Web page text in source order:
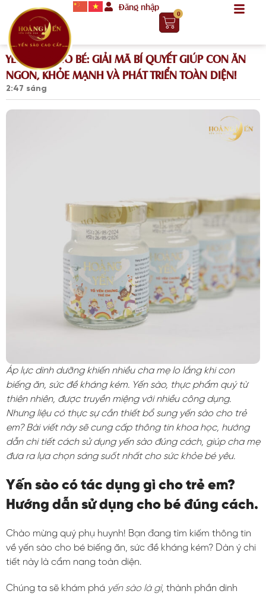
Đăng nhập
0
YẾN SÀO CHO BÉ: GIẢI MÃ BÍ QUYẾT GIÚP CON ĂN
NGON, KHỎE MẠNH VÀ PHÁT TRIỂN TOÀN DIỆN!
2:47 sáng
Áp lực dinh dưỡng khiến nhiều cha mẹ lo lắng khi con
biếng ăn, sức đề kháng kém. Yến sào, thực phẩm quý từ
thiên nhiên, được truyền miệng với nhiều công dụng.
Nhưng liệu có thực sự cần thiết bổ sung yến sào cho trẻ
em? Bài viết này sẽ cung cấp thông tin khoa học, hướng
dẫn chi tiết cách sử dụng yến sào đúng cách, giúp cha mẹ
đưa ra lựa chọn sáng suốt nhất cho sức khỏe bé yêu.
Yến sào có tác dụng gì cho trẻ em?
Hướng dẫn sử dụng cho bé đúng cách.
Chào mừng quý phụ huynh! Bạn đang tìm kiếm thông tin
về yến sào cho bé biếng ăn, sức đề kháng kém? Dàn ý chi
tiết này là cẩm nang toàn diện.
Chúng ta sẽ khám phá yến sào là gì, thành phần dinh